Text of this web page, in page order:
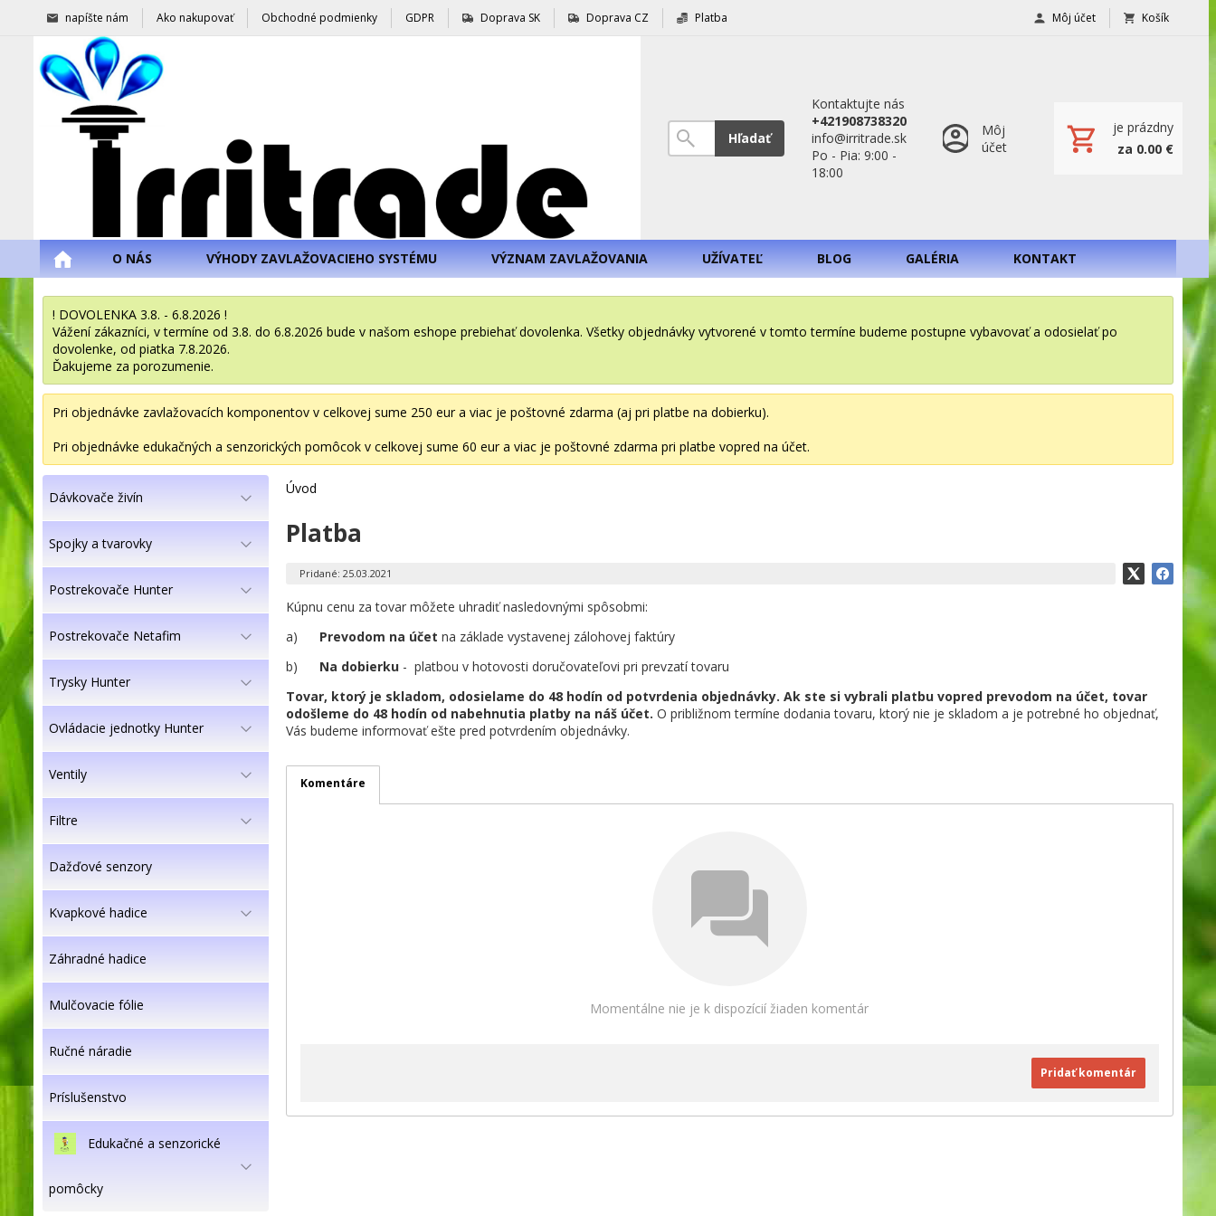
napíšte nám Ako nakupovať Obchodné podmienky GDPR Doprava SK Doprava CZ Platba Môj účet Košík
Hľadať
Kontaktujte nás
+421908738320
info@irritrade.sk
Po - Pia: 9:00 -
18:00
Môj
účet
je prázdny
za 0.00 €
O NÁS VÝHODY ZAVLAŽOVACIEHO SYSTÉMU VÝZNAM ZAVLAŽOVANIA UŽÍVATEĽ BLOG GALÉRIA KONTAKT
! DOVOLENKA 3.8. - 6.8.2026 !
Vážení zákazníci, v termíne od 3.8. do 6.8.2026 bude v našom eshope prebiehať dovolenka. Všetky objednávky vytvorené v tomto termíne budeme postupne vybavovať a odosielať po
dovolenke, od piatka 7.8.2026.
Ďakujeme za porozumenie.
Pri objednávke zavlažovacích komponentov v celkovej sume 250 eur a viac je poštovné zdarma (aj pri platbe na dobierku).
Pri objednávke edukačných a senzorických pomôcok v celkovej sume 60 eur a viac je poštovné zdarma pri platbe vopred na účet.
Dávkovače živín
Spojky a tvarovky
Postrekovače Hunter
Postrekovače Netafim
Trysky Hunter
Ovládacie jednotky Hunter
Ventily
Filtre
Dažďové senzory
Kvapkové hadice
Záhradné hadice
Mulčovacie fólie
Ručné náradie
Príslušenstvo
Edukačné a senzorické
pomôcky
Úvod
Platba
Pridané: 25.03.2021
Kúpnu cenu za tovar môžete uhradiť nasledovnými spôsobmi:
a) Prevodom na účet na základe vystavenej zálohovej faktúry
b) Na dobierku- platbou v hotovosti doručovateľovi pri prevzatí tovaru
Tovar, ktorý je skladom, odosielame do 48 hodín od potvrdenia objednávky. Ak ste si vybrali platbu vopred prevodom na účet, tovar
odošleme do 48 hodín od nabehnutia platby na náš účet. O približnom termíne dodania tovaru, ktorý nie je skladom a je potrebné ho objednať,
Vás budeme informovať ešte pred potvrdením objednávky.
Komentáre
Momentálne nie je k dispozícií žiaden komentár
Pridať komentár